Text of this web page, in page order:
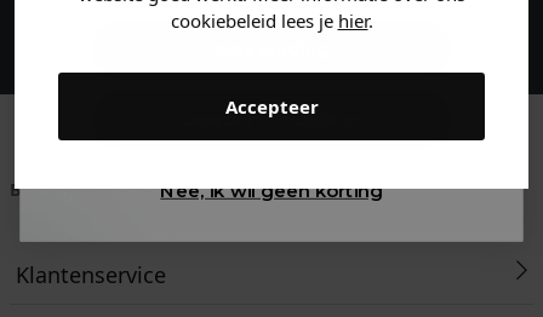
cookiebeleid lees je hier.
Accepteer
korting op je eerste bestelling!
Betaal achteraf met
Voor 23:59 besteld
Klanten beoordelen
Klantenservice
Gewoon rondkijken
Nee, ik wil geen korting